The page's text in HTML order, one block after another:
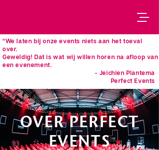
“We laten bij onze events niets aan het toeval
over.
Geweldig! Dat is wat wij willen horen na afloop van
een evenement.
- Jeichien Plantema
Perfect Events
OVER PERFECT
EVENTS